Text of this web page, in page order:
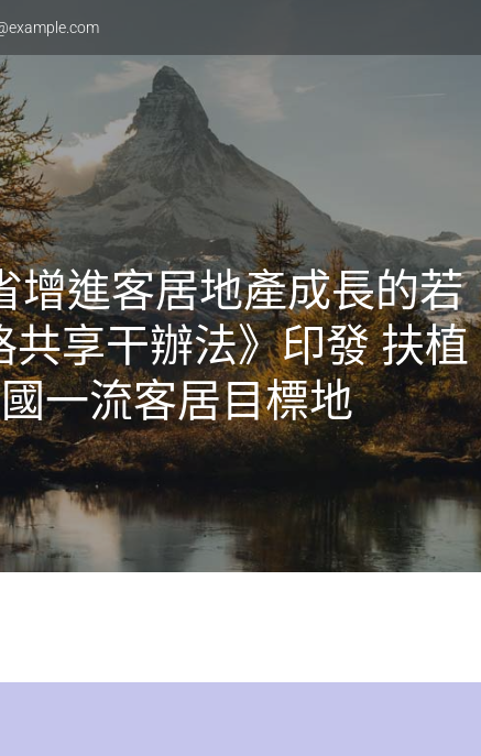
增進客居地產成長的若
共享干辦法》印發 扶植
一流客居目標地